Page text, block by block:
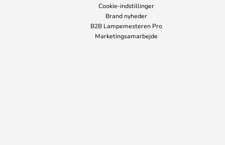
Cookie-indstillinger
Brand nyheder
B2B Lampemesteren Pro
Marketingsamarbejde